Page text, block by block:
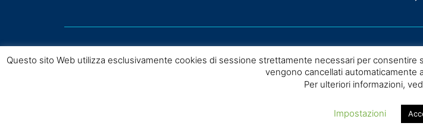
Consiglio Nazionale delle Ricerche–
Questo sito Web utilizza esclusivamente cookies di sessione strettamente necessari per
vengono cancellati automaticamente
Per ulteriori informazioni,
Impostazioni